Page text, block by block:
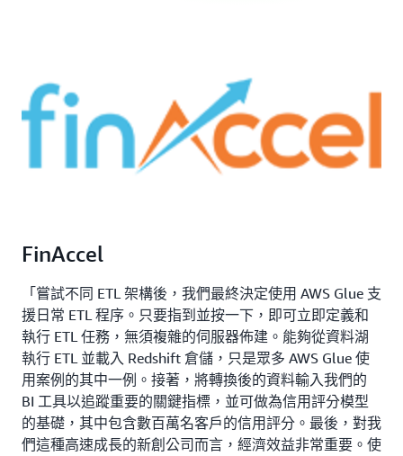
FinAccel
「嘗試不同 ETL 架構後，我們最終決定使用 AWS Glue 支
援日常 ETL 程序。只要指到並按一下，即可立即定義和
執行 ETL 任務，無須複雜的伺服器佈建。能夠從資料湖
執行 ETL 並載入 Redshift 倉儲，只是眾多 AWS Glue 使
用案例的其中一例。接著，將轉換後的資料輸入我們的
BI 工具以追蹤重要的關鍵指標，並可做為信用評分模型
的基礎，其中包含數百萬名客戶的信用評分。最後，對我
們這種高速成長的新創公司而言，經濟效益非常重要。使